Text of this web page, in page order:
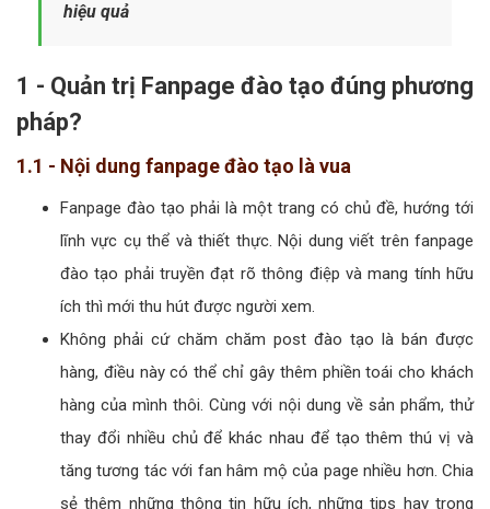
hiệu quả
1 - Quản trị Fanpage đào tạo đúng phương
pháp?
1.1 - Nội dung fanpage đào tạo là vua
Fanpage đào tạo phải là một trang có chủ đề, hướng tới
lĩnh vực cụ thể và thiết thực. Nội dung viết trên fanpage
đào tạo phải truyền đạt rõ thông điệp và mang tính hữu
ích thì mới thu hút được người xem.
Không phải cứ chăm chăm post đào tạo là bán được
hàng, điều này có thể chỉ gây thêm phiền toái cho khách
hàng của mình thôi. Cùng với nội dung về sản phẩm, thử
thay đổi nhiều chủ để khác nhau để tạo thêm thú vị và
tăng tương tác với fan hâm mộ của page nhiều hơn. Chia
sẻ thêm những thông tin hữu ích, những tips hay trong